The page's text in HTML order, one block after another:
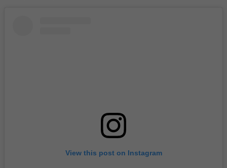
View this post on Instagram